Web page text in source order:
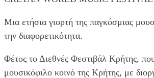
Μια ετήσια γιορτή της παγκόσμιας
την διαφορετικότητα.
Φέτος το Διεθνές Φεστιβάλ Κρήτης,
μουσικόφιλο κοινό της Κρήτης, με